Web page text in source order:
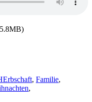
Erbschaft, Familie,
,